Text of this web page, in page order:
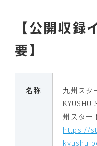
【公開収録
要】
名称
九州スタ
州スター
https://